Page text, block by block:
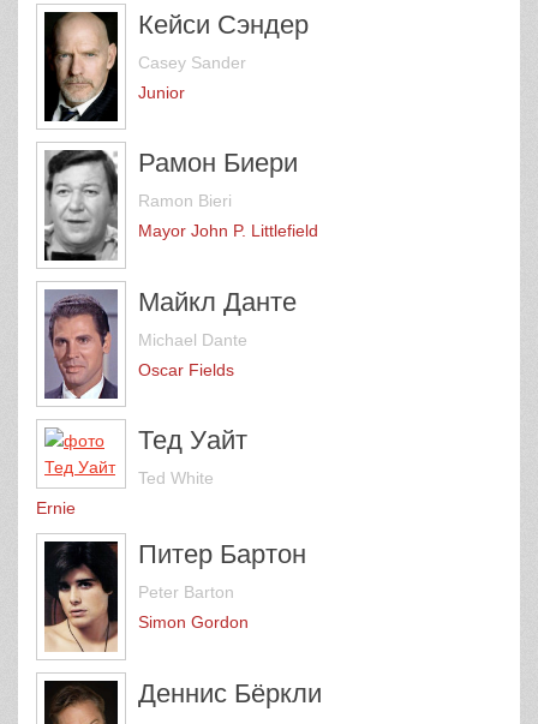
Кейси Сэндер
Casey Sander
Junior
Рамон Биери
Ramon Bieri
Mayor John P. Littlefield
Майкл Данте
Michael Dante
Oscar Fields
Тед Уайт
Ted White
Ernie
Питер Бартон
Peter Barton
Simon Gordon
Деннис Бёркли